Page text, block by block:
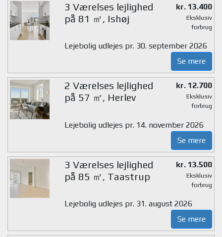
3 Værelses lejlighed
på 81 ㎡, Ishøj
kr. 13.400
Eksklusiv
forbrug
Lejebolig udlejes pr. 30. september 2026
Se mere
2 Værelses lejlighed
på 57 ㎡, Herlev
kr. 12.700
Eksklusiv
forbrug
Lejebolig udlejes pr. 14. november 2026
Se mere
3 Værelses lejlighed
på 85 ㎡, Taastrup
kr. 13.500
Eksklusiv
forbrug
Lejebolig udlejes pr. 31. august 2026
Se mere